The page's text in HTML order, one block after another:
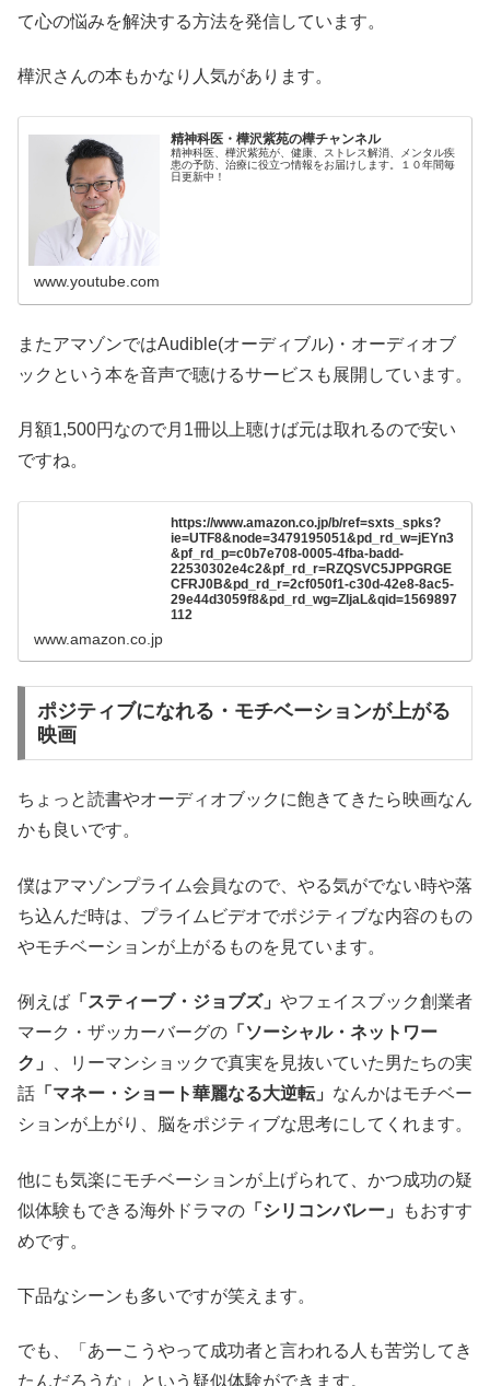
て心の悩みを解決する方法を発信しています。
樺沢さんの本もかなり人気があります。
精神科医・樺沢紫苑の樺チャンネル
精神科医、樺沢紫苑が、健康、ストレス解消、メンタル疾
患の予防、治療に役立つ情報をお届けします。１０年間毎
日更新中！
www.youtube.com
またアマゾンではAudible(オーディブル)・オーディオブ
ックという本を音声で聴けるサービスも展開しています。
月額1,500円なので月1冊以上聴けば元は取れるので安い
ですね。
https://www.amazon.co.jp/b/ref=sxts_spks?
ie=UTF8&node=3479195051&pd_rd_w=jEYn3
&pf_rd_p=c0b7e708-0005-4fba-badd-
22530302e4c2&pf_rd_r=RZQSVC5JPPGRGE
CFRJ0B&pd_rd_r=2cf050f1-c30d-42e8-8ac5-
29e44d3059f8&pd_rd_wg=ZljaL&qid=1569897
112
www.amazon.co.jp
ポジティブになれる・モチベーションが上がる
映画
ちょっと読書やオーディオブックに飽きてきたら映画なん
かも良いです。
僕はアマゾンプライム会員なので、やる気がでない時や落
ち込んだ時は、プライムビデオでポジティブな内容のもの
やモチベーションが上がるものを見ています。
例えば 「スティーブ・ジョブズ」 やフェイスブック創業者
マーク・ザッカーバーグの 「ソーシャル・ネットワー
ク」
、リーマンショックで真実を見抜いていた男たちの実
話 「マネー・ショート華麗なる大逆転」 なんかはモチベー
ションが上がり、脳をポジティブな思考にしてくれます。
他にも気楽にモチベーションが上げられて、かつ成功の疑
似体験もできる海外ドラマの 「シリコンバレー」
もおすす
めです。
下品なシーンも多いですが笑えます。
でも、「あーこうやって成功者と言われる人も苦労してき
たんだろうな」という疑似体験ができます。